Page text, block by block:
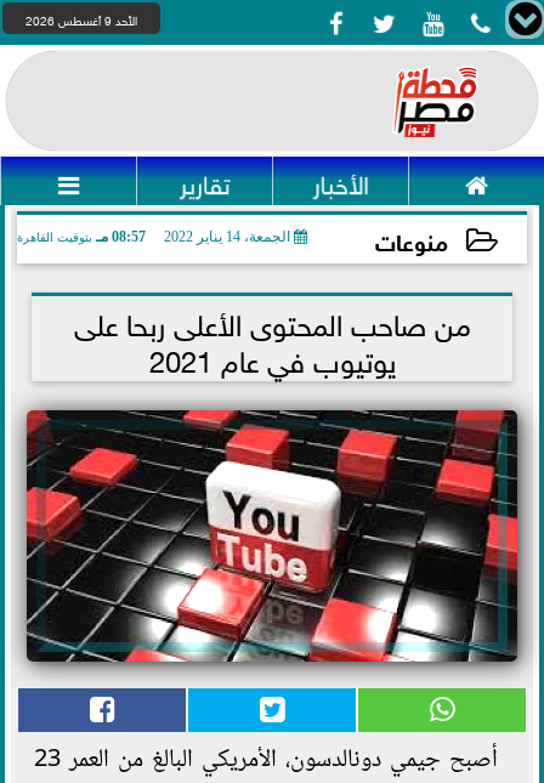
    الأحد 9 أغسطس 2026
 الأخبار تقارير 
منوعات الجمعة، 14 يناير 2022 08:57 مـ بتوقيت القاهرة
2022-01-14 20:57:16من صاحب المحتوى الأعلى ربحا على
يوتيوب في عام 2021
أصبح جيمي دونالدسون، الأمريكي البالغ من العمر 23